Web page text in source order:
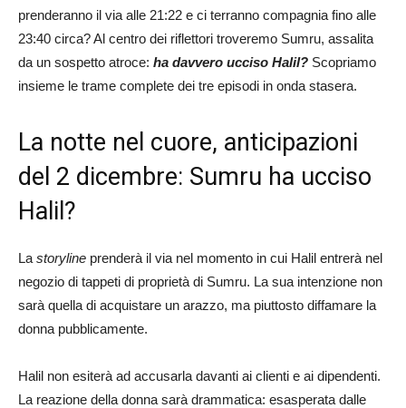
prenderanno il via alle 21:22 e ci terranno compagnia fino alle
23:40 circa? Al centro dei riflettori troveremo Sumru, assalita
da un sospetto atroce: ha davvero ucciso Halil? Scopriamo
insieme le trame complete dei tre episodi in onda stasera.
La notte nel cuore, anticipazioni
del 2 dicembre: Sumru ha ucciso
Halil?
La storyline prenderà il via nel momento in cui Halil entrerà nel
negozio di tappeti di proprietà di Sumru. La sua intenzione non
sarà quella di acquistare un arazzo, ma piuttosto diffamare la
donna pubblicamente.
Halil non esiterà ad accusarla davanti ai clienti e ai dipendenti.
La reazione della donna sarà drammatica: esasperata dalle